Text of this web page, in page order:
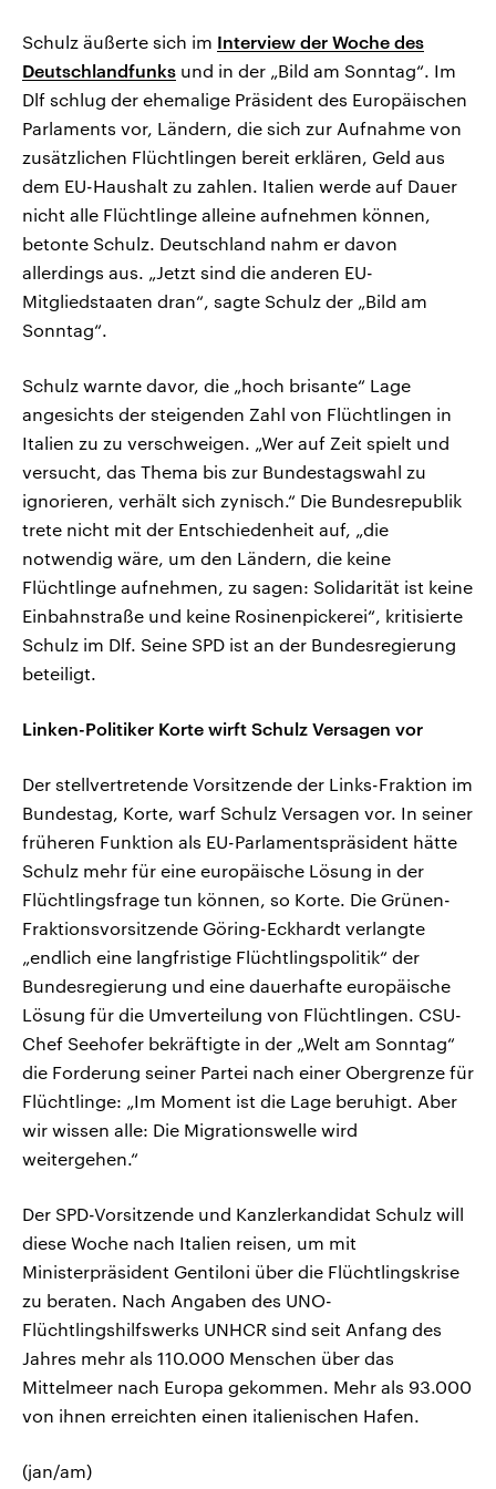
Schulz äußerte sich im Interview der Woche des
Deutschlandfunks und in der „Bild am Sonntag“. Im
Dlf schlug der ehemalige Präsident des Europäischen
Parlaments vor, Ländern, die sich zur Aufnahme von
zusätzlichen Flüchtlingen bereit erklären, Geld aus
dem EU-Haushalt zu zahlen. Italien werde auf Dauer
nicht alle Flüchtlinge alleine aufnehmen können,
betonte Schulz. Deutschland nahm er davon
allerdings aus. „Jetzt sind die anderen EU-
Mitgliedstaaten dran“, sagte Schulz der „Bild am
Sonntag“.
Schulz warnte davor, die „hoch brisante“ Lage
angesichts der steigenden Zahl von Flüchtlingen in
Italien zu zu verschweigen. „Wer auf Zeit spielt und
versucht, das Thema bis zur Bundestagswahl zu
ignorieren, verhält sich zynisch.“ Die Bundesrepublik
trete nicht mit der Entschiedenheit auf, „die
notwendig wäre, um den Ländern, die keine
Flüchtlinge aufnehmen, zu sagen: Solidarität ist keine
Einbahnstraße und keine Rosinenpickerei“, kritisierte
Schulz im Dlf. Seine SPD ist an der Bundesregierung
beteiligt.
Linken-Politiker Korte wirft Schulz Versagen vor
Der stellvertretende Vorsitzende der Links-Fraktion im
Bundestag, Korte, warf Schulz Versagen vor. In seiner
früheren Funktion als EU-Parlamentspräsident hätte
Schulz mehr für eine europäische Lösung in der
Flüchtlingsfrage tun können, so Korte. Die Grünen-
Fraktionsvorsitzende Göring-Eckhardt verlangte
„endlich eine langfristige Flüchtlingspolitik“ der
Bundesregierung und eine dauerhafte europäische
Lösung für die Umverteilung von Flüchtlingen. CSU-
Chef Seehofer bekräftigte in der „Welt am Sonntag“
die Forderung seiner Partei nach einer Obergrenze für
Flüchtlinge: „Im Moment ist die Lage beruhigt. Aber
wir wissen alle: Die Migrationswelle wird
weitergehen.“
Der SPD-Vorsitzende und Kanzlerkandidat Schulz will
diese Woche nach Italien reisen, um mit
Ministerpräsident Gentiloni über die Flüchtlingskrise
zu beraten. Nach Angaben des UNO-
Flüchtlingshilfswerks UNHCR sind seit Anfang des
Jahres mehr als 110.000 Menschen über das
Mittelmeer nach Europa gekommen. Mehr als 93.000
von ihnen erreichten einen italienischen Hafen.
(jan/am)